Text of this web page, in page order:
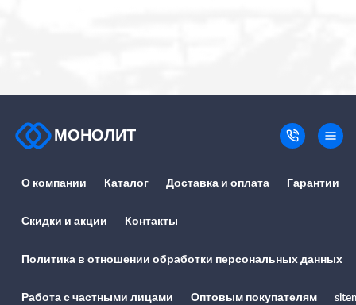
МОНОЛИТ
О компании Каталог Доставка и оплата Гарантии
Скидки и акции Контакты
Политика в отношении обработки персональных данных
Работа с частными лицами Оптовым покупателям